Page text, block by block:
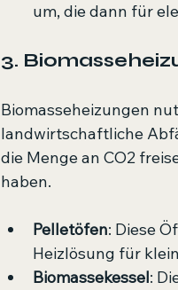
um, die dann für
3.
Biomasseheizungen
landwirtschaftliche
die Menge an CO2
haben.
Pelletöfen: Diese
Heizlösung für
Biomassekessel: